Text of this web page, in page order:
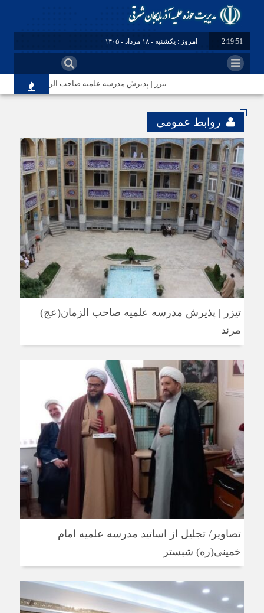
2:19:52 امروز : یکشنبه - ۱۸ مرداد - ۱۴۰۵
تیزر | پذیرش مدرسه علمیه صاحب الزمان(عج) مرند
روابط عمومی
تیزر | پذیرش مدرسه علمیه صاحب الزمان(عج)
مرند
تصاویر/ تجلیل از اساتید مدرسه علمیه امام
خمینی(ره) شبستر